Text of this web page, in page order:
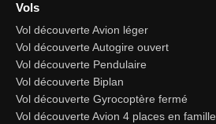
Vols
Vol découverte Avion léger
Vol découverte Autogire ouvert
Vol découverte Pendulaire
Vol découverte Biplan
Vol découverte Gyrocoptère fermé
Vol découverte Avion 4 places en famille